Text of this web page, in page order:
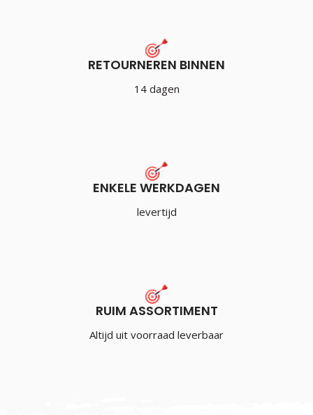
RETOURNEREN BINNEN
14 dagen
ENKELE WERKDAGEN
levertijd
RUIM ASSORTIMENT
Altijd uit voorraad leverbaar